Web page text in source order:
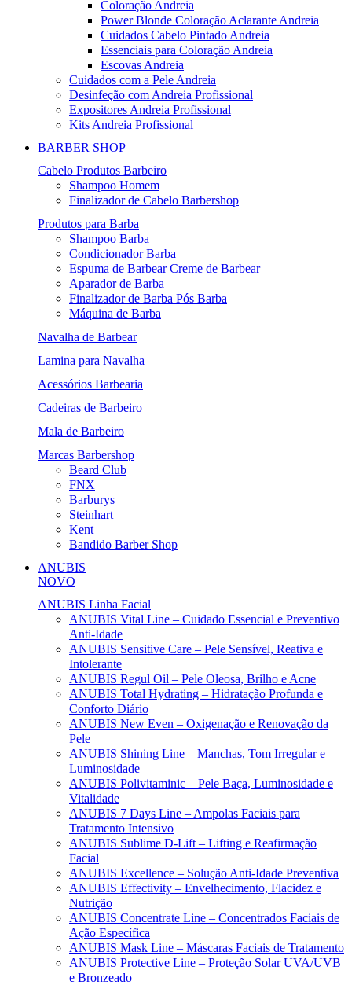
Coloração Andreia
Power Blonde Coloração Aclarante Andreia
Cuidados Cabelo Pintado Andreia
Essenciais para Coloração Andreia
Escovas Andreia
Cuidados com a Pele Andreia
Desinfeção com Andreia Profissional
Expositores Andreia Profissional
Kits Andreia Profissional
BARBER SHOP
Cabelo Produtos Barbeiro
Shampoo Homem
Finalizador de Cabelo Barbershop
Produtos para Barba
Shampoo Barba
Condicionador Barba
Espuma de Barbear Creme de Barbear
Aparador de Barba
Finalizador de Barba Pós Barba
Máquina de Barba
Navalha de Barbear
Lamina para Navalha
Acessórios Barbearia
Cadeiras de Barbeiro
Mala de Barbeiro
Marcas Barbershop
Beard Club
FNX
Barburys
Steinhart
Kent
Bandido Barber Shop
ANUBIS
NOVO
ANUBIS Linha Facial
ANUBIS Vital Line – Cuidado Essencial e Preventivo
Anti-Idade
ANUBIS Sensitive Care – Pele Sensível, Reativa e
Intolerante
ANUBIS Regul Oil – Pele Oleosa, Brilho e Acne
ANUBIS Total Hydrating – Hidratação Profunda e
Conforto Diário
ANUBIS New Even – Oxigenação e Renovação da
Pele
ANUBIS Shining Line – Manchas, Tom Irregular e
Luminosidade
ANUBIS Polivitaminic – Pele Baça, Luminosidade e
Vitalidade
ANUBIS 7 Days Line – Ampolas Faciais para
Tratamento Intensivo
ANUBIS Sublime D-Lift – Lifting e Reafirmação
Facial
ANUBIS Excellence – Solução Anti-Idade Preventiva
ANUBIS Effectivity – Envelhecimento, Flacidez e
Nutrição
ANUBIS Concentrate Line – Concentrados Faciais de
Ação Específica
ANUBIS Mask Line – Máscaras Faciais de Tratamento
ANUBIS Protective Line – Proteção Solar UVA/UVB
e Bronzeado